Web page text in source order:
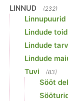
LINNUD (232)
Linnupuurid
Lindude
Lindude
Lindude
Tuvi (83)
Sööt